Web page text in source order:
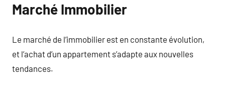
Marché Immobilier
Le marché de l’immobilier est en constante évolution,
et l’achat d’un appartement s’adapte aux nouvelles
tendances.